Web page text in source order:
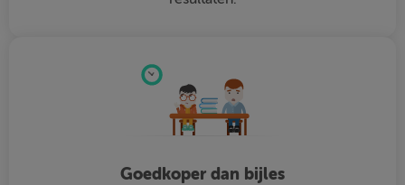
Goedkoper dan bijles